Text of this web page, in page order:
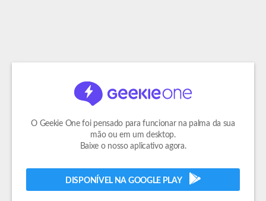
O Geekie One foi pensado para funcionar na palma da sua
mão ou em um desktop.
Baixe o nosso aplicativo agora.
DISPONÍVEL NA GOOGLE PLAY